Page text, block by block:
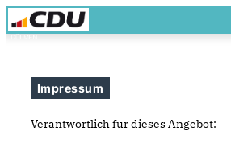
Impressum
Verantwortlich für dieses Angebot: